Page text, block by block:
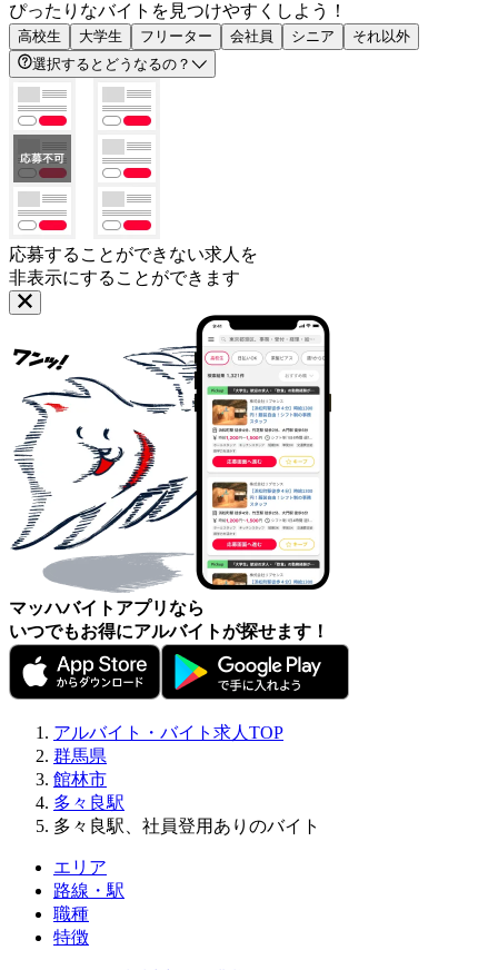
ぴったりなバイトを見つけやすくしよう！
高校生 大学生 フリーター 会社員 シニア
それ以外
選択するとどうなるの？
応募することができない求人を
非表示にすることができます
マッハバイトアプリなら
いつでもお得にアルバイトが探せます！
アルバイト・バイト求人TOP
群馬県
館林市
多々良駅
多々良駅、社員登用ありのバイト
エリア
路線・駅
職種
特徴